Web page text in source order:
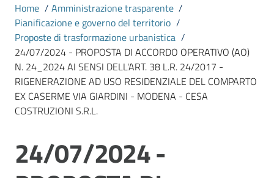
CIVICA
MONET
Amministrazione
Menu selezionato
Novità
Servizi
Home / Amministrazione trasparente /
Pianificazione e governo del territorio /
Proposte di trasformazione urbanistica /
24/07/2024 - PROPOSTA DI ACCORDO OPERATIVO (AO)
N. 24_2024 AI SENSI DELL'ART. 38 L.R. 24/2017 -
RIGENERAZIONE AD USO RESIDENZIALE DEL COMPARTO
EX CASERME VIA GIARDINI - MODENA - CESA
COSTRUZIONI S.R.L.
Salta al contenuto
24/07/2024 -